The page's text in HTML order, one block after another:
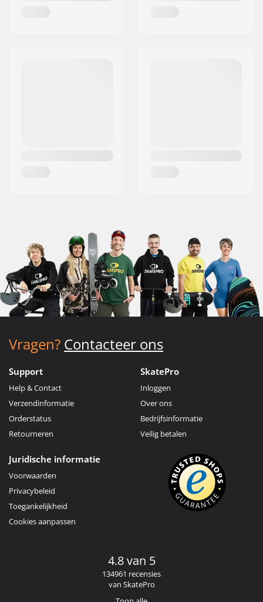
Vragen? Contacteer ons
Support
Help & Contact
Verzendinformatie
Orderstatus
Retourneren
SkatePro
Inloggen
Over ons
Bedrijfsinformatie
Veilig betalen
Juridische informatie
Voorwaarden
Privacybeleid
Toegankelijkheid
Cookies aanpassen
4.8 van 5
134961 recensies
van SkatePro